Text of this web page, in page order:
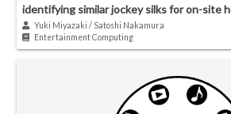
identifying similar jockey silks for on-site
Yuki Miyazaki / Satoshi Nakamura
Entertainment Computing